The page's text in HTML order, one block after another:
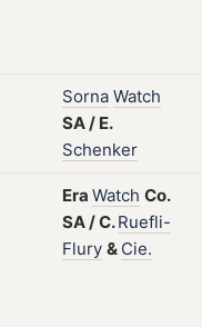
Sorna Watch
SA/ E.
Schenker
Era Watch Co.
SA/C.Ruefli-
Flury & Cie.